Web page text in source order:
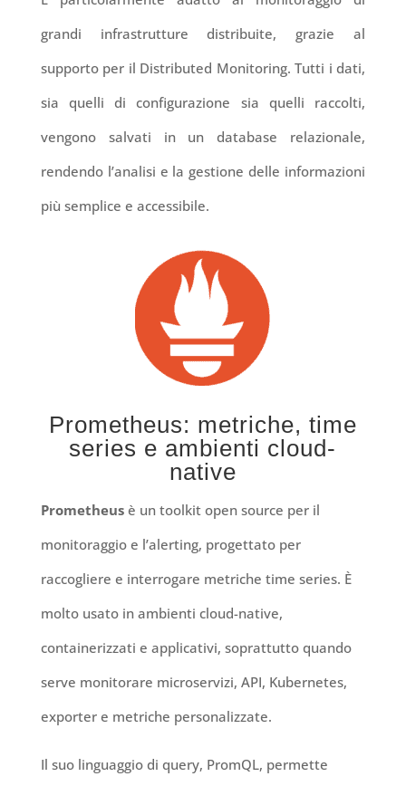
grandi infrastrutture distribuite, grazie al
supporto per il Distributed Monitoring. Tutti i dati,
sia quelli di configurazione sia quelli raccolti,
vengono salvati in un database relazionale,
rendendo l’analisi e la gestione delle informazioni
più semplice e accessibile.
Prometheus: metriche, time
series e ambienti cloud-
native
Prometheus è un toolkit open source per il
monitoraggio e l’alerting, progettato per
raccogliere e interrogare metriche time series. È
molto usato in ambienti cloud-native,
containerizzati e applicativi, soprattutto quando
serve monitorare microservizi, API, Kubernetes,
exporter e metriche personalizzate.
Il suo linguaggio di query, PromQL, permette